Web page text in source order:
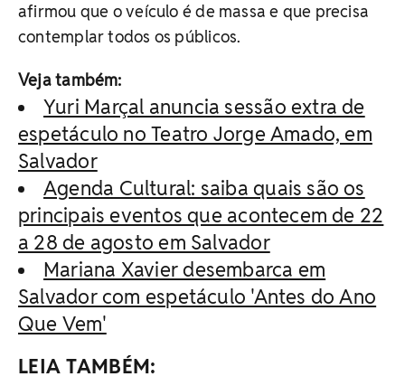
afirmou que o veículo é de massa e que precisa
contemplar todos os públicos.
Veja também:
Yuri Marçal anuncia sessão extra de
espetáculo no Teatro Jorge Amado, em
Salvador
Agenda Cultural: saiba quais são os
principais eventos que acontecem de 22
a 28 de agosto em Salvador
Mariana Xavier desembarca em
Salvador com espetáculo 'Antes do Ano
Que Vem'
LEIA TAMBÉM: